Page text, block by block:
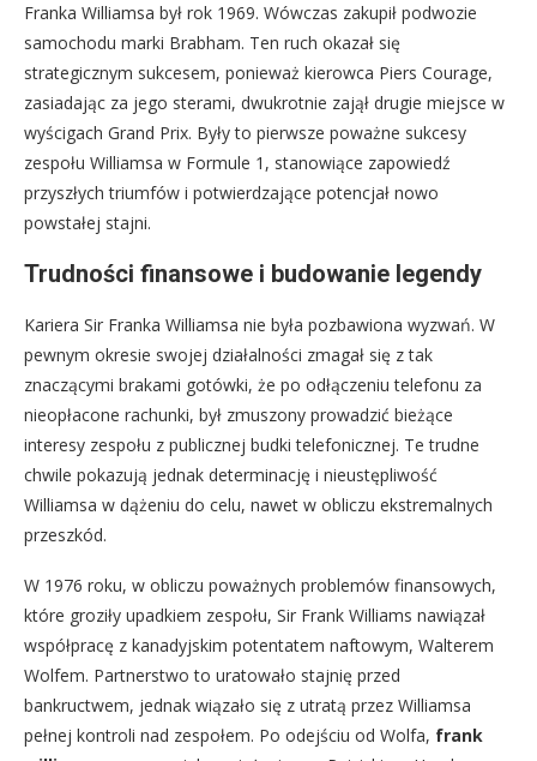
Franka Williamsa był rok 1969. Wówczas zakupił podwozie
samochodu marki Brabham. Ten ruch okazał się
strategicznym sukcesem, ponieważ kierowca Piers Courage,
zasiadając za jego sterami, dwukrotnie zajął drugie miejsce w
wyścigach Grand Prix. Były to pierwsze poważne sukcesy
zespołu Williamsa w Formule 1, stanowiące zapowiedź
przyszłych triumfów i potwierdzające potencjał nowo
powstałej stajni.
Trudności finansowe i budowanie legendy
Kariera Sir Franka Williamsa nie była pozbawiona wyzwań. W
pewnym okresie swojej działalności zmagał się z tak
znaczącymi brakami gotówki, że po odłączeniu telefonu za
nieopłacone rachunki, był zmuszony prowadzić bieżące
interesy zespołu z publicznej budki telefonicznej. Te trudne
chwile pokazują jednak determinację i nieustępliwość
Williamsa w dążeniu do celu, nawet w obliczu ekstremalnych
przeszkód.
W 1976 roku, w obliczu poważnych problemów finansowych,
które groziły upadkiem zespołu, Sir Frank Williams nawiązał
współpracę z kanadyjskim potentatem naftowym, Walterem
Wolfem. Partnerstwo to uratowało stajnię przed
bankructwem, jednak wiązało się z utratą przez Williamsa
pełnej kontroli nad zespołem. Po odejściu od Wolfa, frank